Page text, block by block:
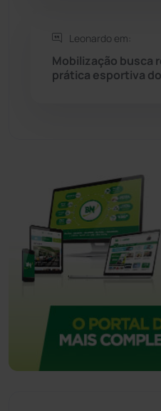
Leonardo em:
Mobilização busca
prática esportiva